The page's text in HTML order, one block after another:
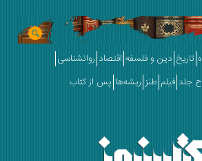
دین و فلسفه اقتصاد روانشناسی
فیلم طنز ریشه‌ها پس از کتاب